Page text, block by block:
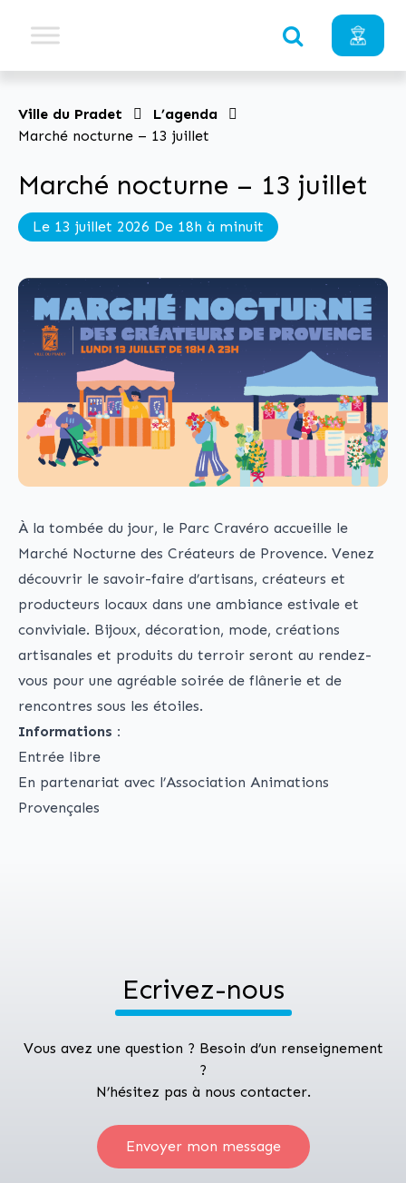
Ville du Pradet
L’agenda
Marché nocturne – 13 juillet
Marché nocturne – 13 juillet
Le 13 juillet 2026 De 18h à minuit
À la tombée du jour, le Parc Cravéro accueille le
Marché Nocturne des Créateurs de Provence. Venez
découvrir le savoir-faire d’artisans, créateurs et
producteurs locaux dans une ambiance estivale et
conviviale. Bijoux, décoration, mode, créations
artisanales et produits du terroir seront au rendez-
vous pour une agréable soirée de flânerie et de
rencontres sous les étoiles.
Informations :
Entrée libre
En partenariat avec l’Association Animations
Provençales
Ecrivez-nous
Vous avez une question ? Besoin d’un renseignement
?
N’hésitez pas à nous contacter.
Envoyer mon message